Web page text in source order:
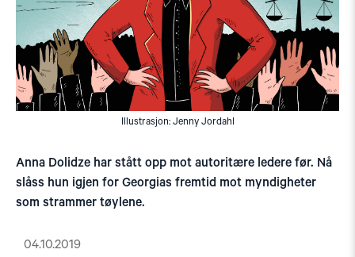
Illustrasjon: Jenny Jordahl
Anna Dolidze har stått opp mot autoritære ledere før. Nå
slåss hun igjen for Georgias fremtid mot myndigheter
som strammer tøylene.
04.10.2019